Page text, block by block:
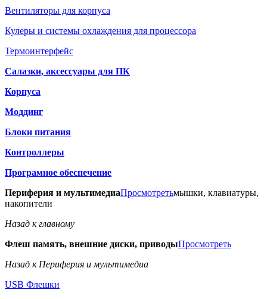
Вентиляторы для корпуса
Кулеры и системы охлаждения для процессора
Термоинтерфейс
Салазки, аксессуары для ПК
Корпуса
Моддинг
Блоки питания
Контроллеры
Програмное обеспечение
Периферия и мультимедиаПросмотретьмышки, клавиатуры,
накопители
Назад к главному
Флеш память, внешние диски, приводыПросмотреть
Назад к Периферия и мультимедиа
USB Флешки